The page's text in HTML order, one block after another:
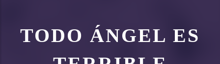
TODO ÁNGEL ES